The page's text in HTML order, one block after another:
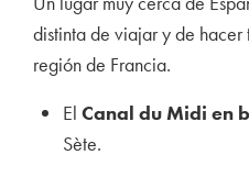
distinta de viajar y de hacer
región de Francia.
El Canal du Midi en
Sète.